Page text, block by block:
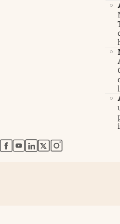
abre en nueva pestaña
abre en nueva pestaña
abre en nueva pestaña
abre en nueva pestaña
abre en nueva